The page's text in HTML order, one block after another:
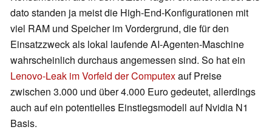
dato standen ja meist die High-End-Konfigurationen mit
viel RAM und Speicher im Vordergrund, die für den
Einsatzzweck als lokal laufende AI-Agenten-Maschine
wahrscheinlich durchaus angemessen sind. So hat ein
Lenovo-Leak im Vorfeld der Computexauf Preise
zwischen 3.000 und über 4.000 Euro gedeutet, allerdings
auch auf ein potentielles Einstiegsmodell auf Nvidia N1
Basis.